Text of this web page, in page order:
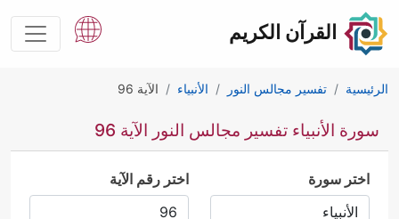
القرآن الكريم
الرئيسية تفسير مجالس النور الأنبياء الآية 96
سورة الأنبياء تفسير مجالس النور الآية 96
اختر سورة اختر رقم الآية